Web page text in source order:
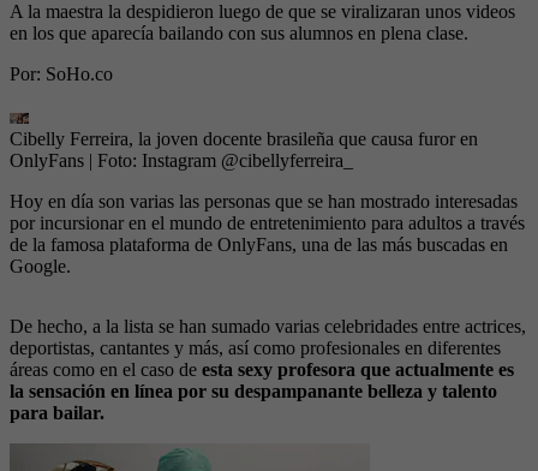
A la maestra la despidieron luego de que se viralizaran unos videos
en los que aparecía bailando con sus alumnos en plena clase.
Por: SoHo.co
Cibelly Ferreira, la joven docente brasileña que causa furor en
OnlyFans | Foto: Instagram @cibellyferreira_
Hoy en día son varias las personas que se han mostrado interesadas
por incursionar en el mundo de entretenimiento para adultos a través
de la famosa plataforma de OnlyFans, una de las más buscadas en
Google.
De hecho, a la lista se han sumado varias celebridades entre actrices,
deportistas, cantantes y más, así como profesionales en diferentes
áreas como en el caso de esta sexy profesora que actualmente es
la sensación en línea por su despampanante belleza y talento
para bailar.